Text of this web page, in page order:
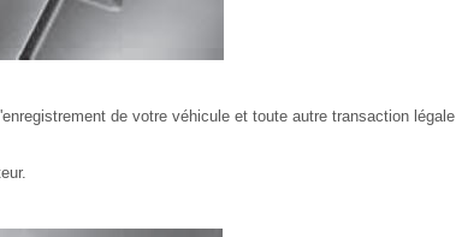
de votre véhicule et toute autre transaction légale